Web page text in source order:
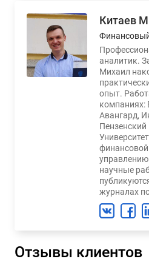
Китаев
аналитик.
Михаил
опыт.
компаниях:
Авангард,
Пензенский
научные
журналах
Отзывы клиентов